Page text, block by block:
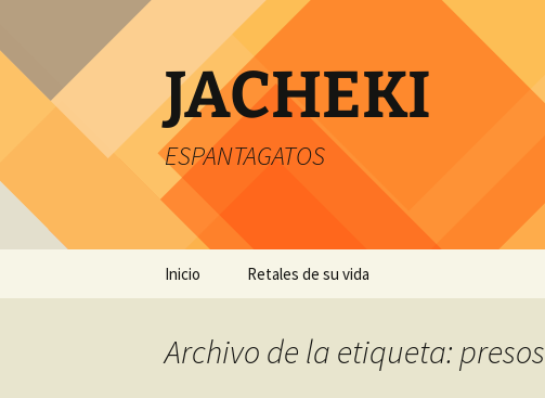
JACHEKI
ESPANTAGATOS
Inicio Retales de su vida
Archivo de la etiqueta: presos